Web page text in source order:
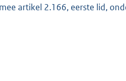
artikel 2.166, eerste lid,